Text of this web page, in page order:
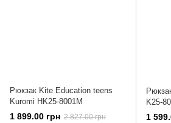
Рюкзак Kite Education teens
Kuromi HK25-8001M
1 899.00 грн 2 827.00 грн
K25-
1